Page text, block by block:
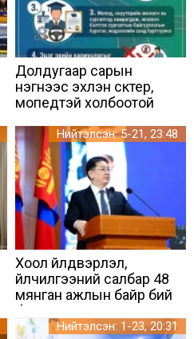
Долдугаар сарын
нэгнээс эхлэн скүүтер,
мопедтэй холбоотой
зохицуулахаар
хуульчилсан бэ?
Хоол үйлдвэрлэл,
үйлчилгээний салбар 48
мянган ажлын байр бий
болгодог
Нийтэлсэн: 5-21, 23:48
Нийтэлсэн: 1-23, 20:31